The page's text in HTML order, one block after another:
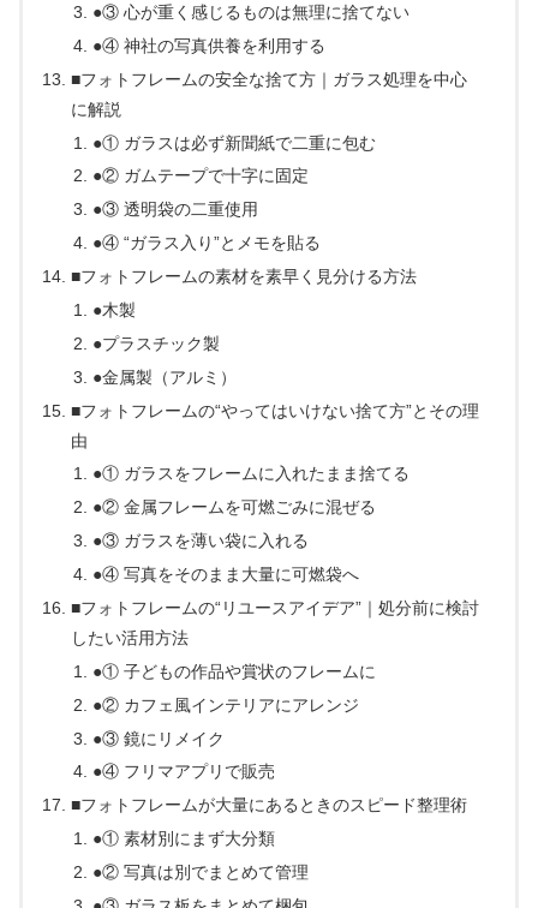
●③ 心が重く感じるものは無理に捨てない
●④ 神社の写真供養を利用する
■フォトフレームの安全な捨て方｜ガラス処理を中心
に解説
●① ガラスは必ず新聞紙で二重に包む
●② ガムテープで十字に固定
●③ 透明袋の二重使用
●④ “ガラス入り”とメモを貼る
■フォトフレームの素材を素早く見分ける方法
●木製
●プラスチック製
●金属製（アルミ）
■フォトフレームの“やってはいけない捨て方”とその理
由
●① ガラスをフレームに入れたまま捨てる
●② 金属フレームを可燃ごみに混ぜる
●③ ガラスを薄い袋に入れる
●④ 写真をそのまま大量に可燃袋へ
■フォトフレームの“リユースアイデア”｜処分前に検討
したい活用方法
●① 子どもの作品や賞状のフレームに
●② カフェ風インテリアにアレンジ
●③ 鏡にリメイク
●④ フリマアプリで販売
■フォトフレームが大量にあるときのスピード整理術
●① 素材別にまず大分類
●② 写真は別でまとめて管理